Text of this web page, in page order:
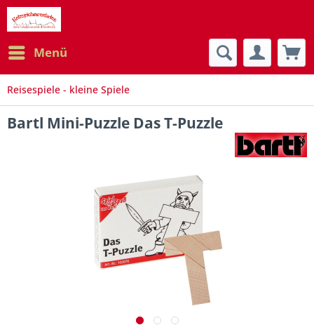
Menü
Reisespiele - kleine Spiele
Bartl Mini-Puzzle Das T-Puzzle